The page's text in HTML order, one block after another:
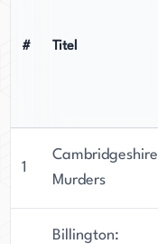
# Titel
1
Cambridgeshire
Murders
Billington: